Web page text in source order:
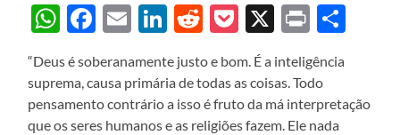
WhatsApp
Facebook
EmailLinkedIn
Reddit
Pocket
X Print
“Deus é soberanamente justo e bom. É a inteligência
suprema, causa primária de todas as coisas. Todo
pensamento contrário a isso é fruto da má interpretação
que os seres humanos e as religiões fazem. Ele nada